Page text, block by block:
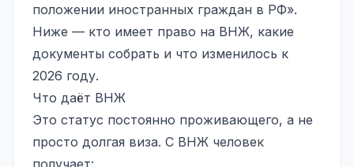
положении иностранных граждан в РФ».
Ниже — кто имеет право на ВНЖ, какие
документы собрать и что изменилось к
2026 году.
Что даёт ВНЖ
Это статус постоянно проживающего, а не
просто долгая виза. С ВНЖ человек
получает: